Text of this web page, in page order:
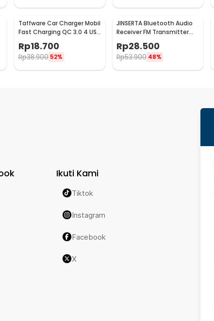
Taffware Car Charger Mobil
Fast Charging QC 3.0 4 USB
A Port 7A 35W - BK-358
Rp18.700
Rp38.900 52%
JINSERTA Bluetooth Audio
Receiver FM Transmitter
USB Charger - X8
Rp28.500
Rp53.900 48%
Ikuti Kami
Tiktok
Instagram
Facebook
X